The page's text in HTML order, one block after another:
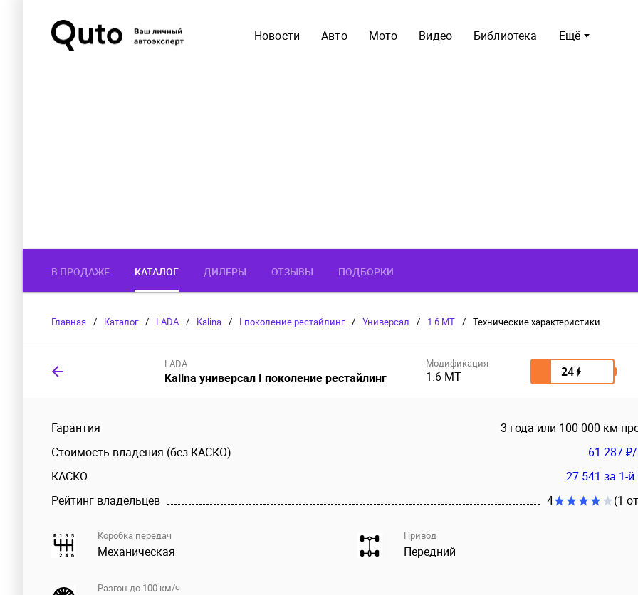
Ещё
Новости Авто Мото Видео Библиотека
В ПРОДАЖЕ КАТАЛОГ ДИЛЕРЫ ОТЗЫВЫ ПОДБОРКИ
Главная / Каталог / LADA / Kalina / I поколение рестайлинг / Универсал / 1.6 MT / Технические характеристики
LADA
Kalina универсал I поколение рестайлинг
Модификация
1.6 MT 24
Гарантия
3 года или 100 000 км
Стоимость владения (без КАСКО)
61 287
КАСКО
27 541 за 1-й
Рейтинг владельцев
4 (1
Коробка передач
Механическая
Привод
Передний
Разгон до 100 км/ч